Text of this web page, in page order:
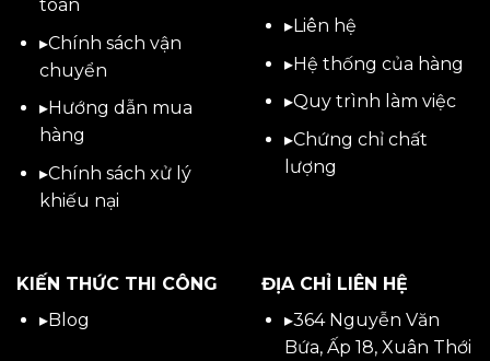
toán
▸Chính sách vận
chuyển
▸Hướng dẫn mua
hàng
▸Chính sách xử lý
khiếu nại
▸Liên hệ
▸Hệ thống của hàng
▸Quy trình làm việc
▸Chứng chỉ chất
lượng
KIẾN THỨC THI CÔNG
▸Blog
ĐỊA CHỈ LIÊN HỆ
▸364 Nguyễn Văn
Bứa, Ấp 18, Xuân Thới